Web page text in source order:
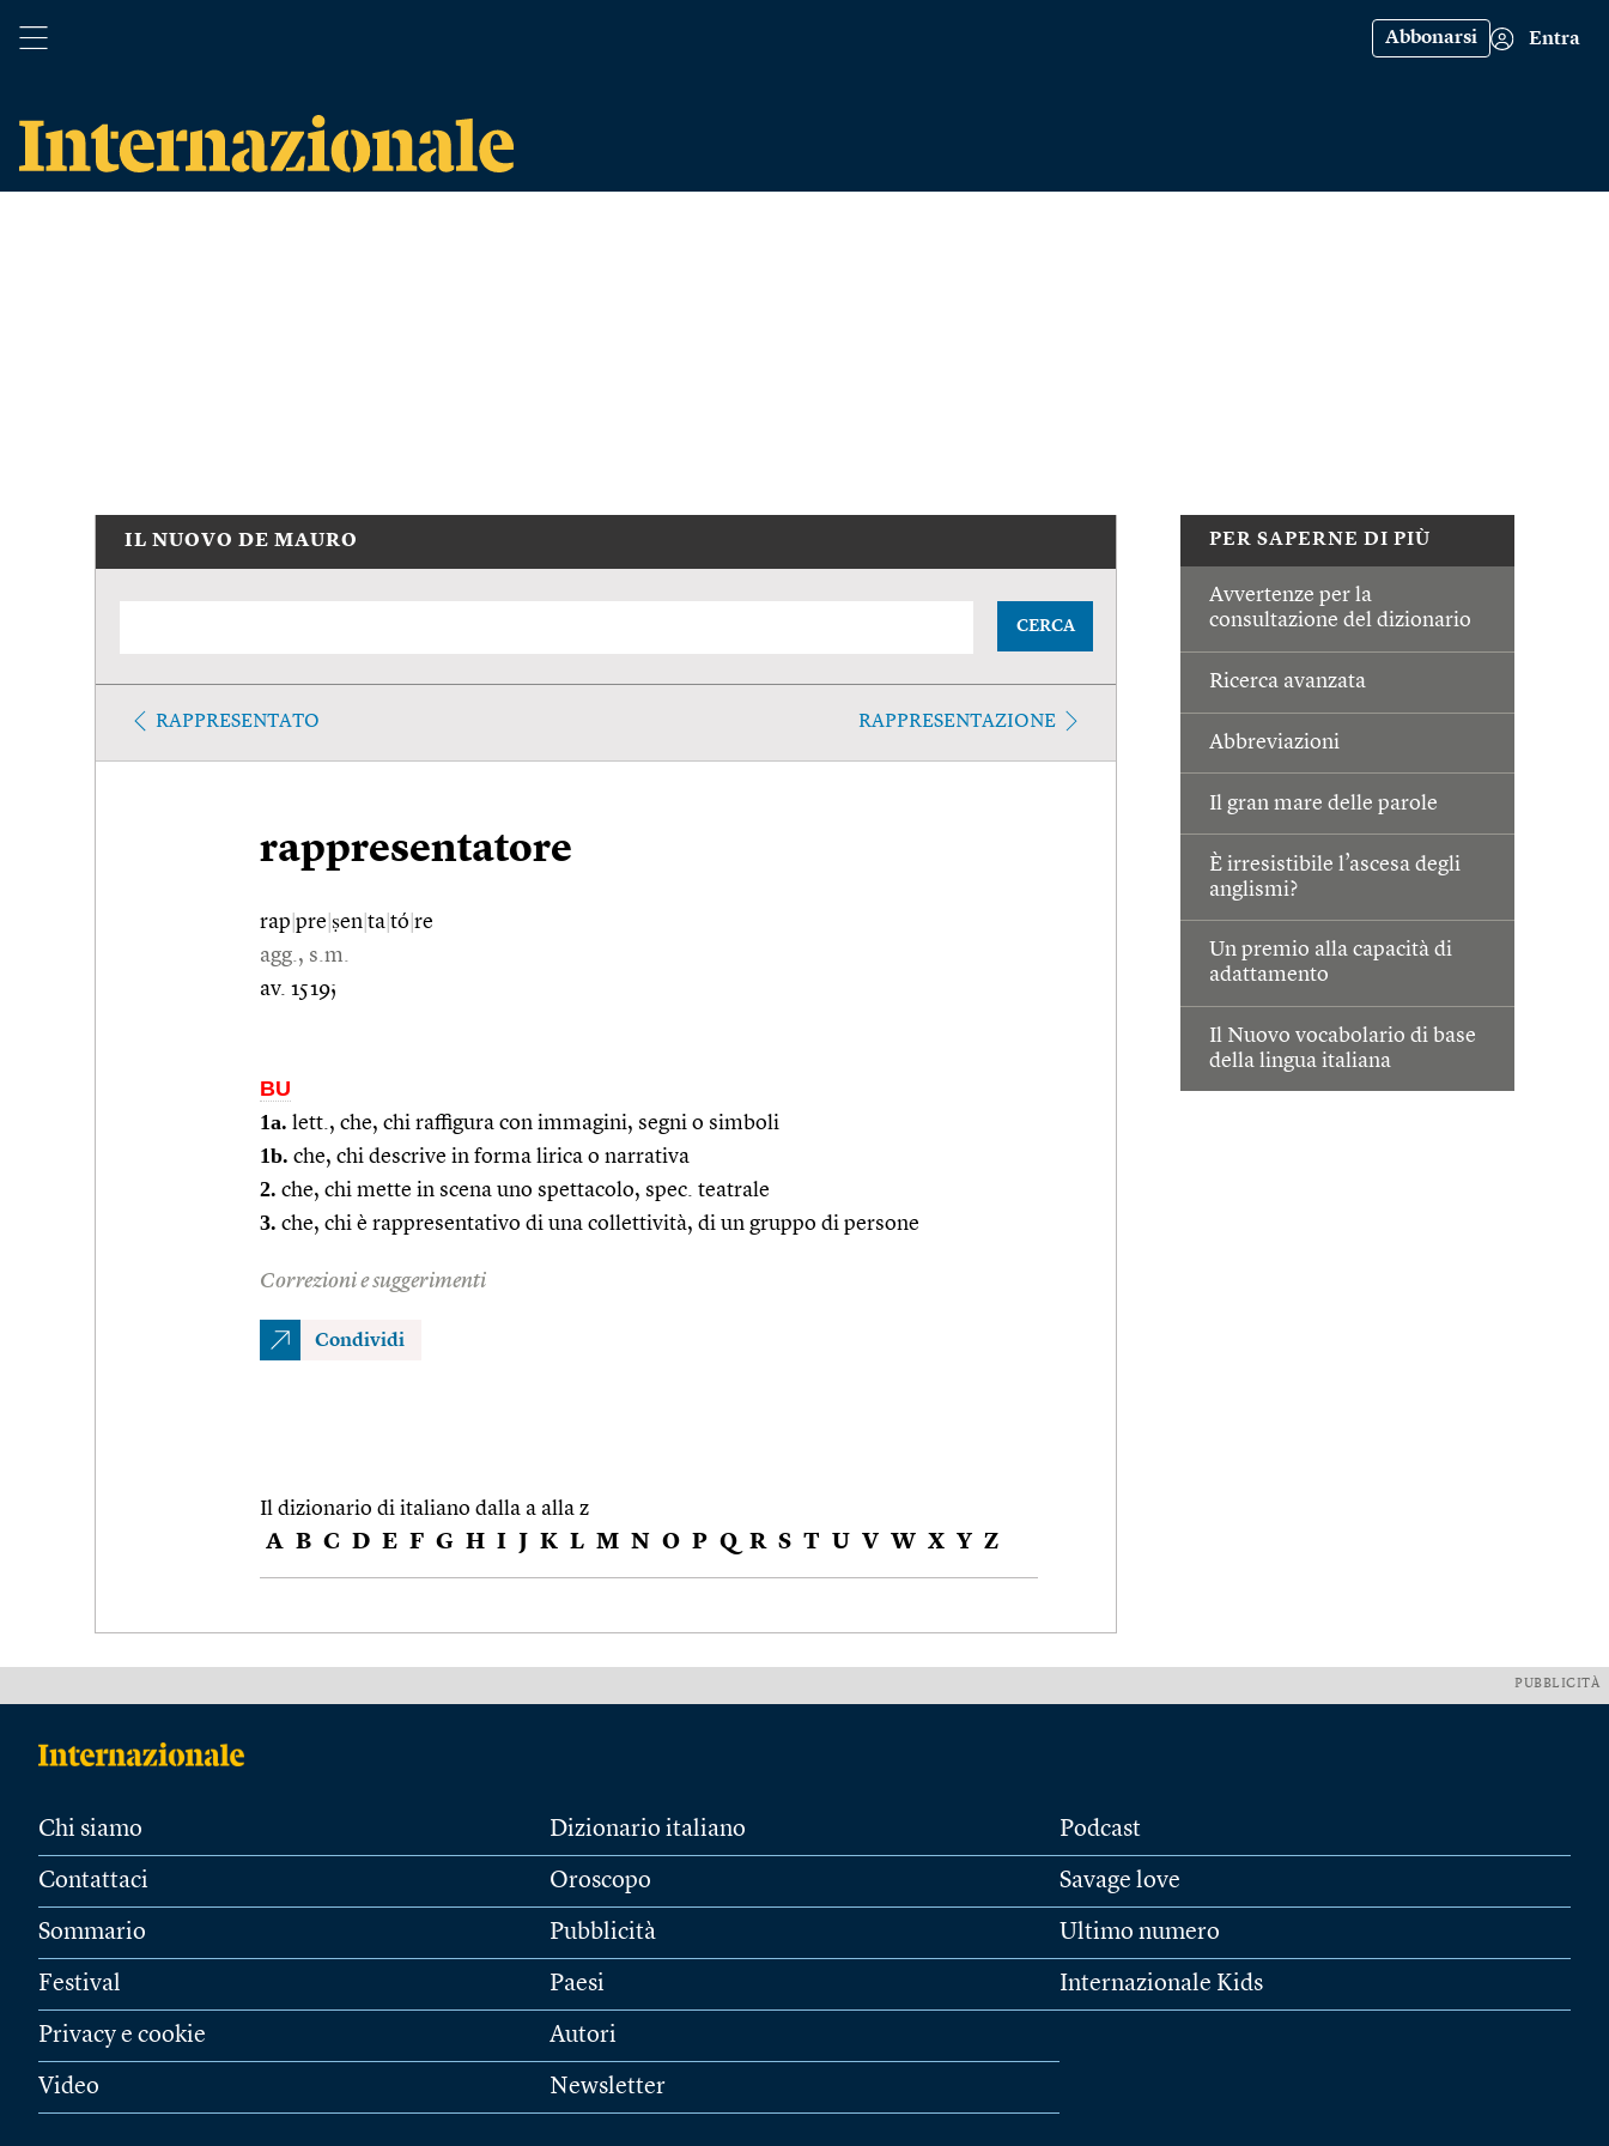
Abbonarsi Entra
PER SAPERNE DI PIÙ
Avvertenze per la
consultazione del dizionario
Ricerca avanzata
Abbreviazioni
Il gran mare delle parole
È irresistibile l’ascesa degli
anglismi?
Un premio alla capacità di
adattamento
Il Nuovo vocabolario di base
della lingua italiana
IL NUOVO DE MAURO
CERCA
RAPPRESENTATO RAPPRESENTAZIONE
rappresentatore
rap pre ṣen ta tó re
agg., s.m.
av. 1519;
BU
1a. lett., che, chi raffigura con immagini, segni o simboli
1b. che, chi descrive in forma lirica o narrativa
2. che, chi mette in scena uno spettacolo, spec. teatrale
3. che, chi è rappresentativo di una collettività, di un gruppo di persone
Correzioni e suggerimenti
Condividi
Il dizionario di italiano dalla a alla z
A B C D E F G H I J K L M N O P Q R S T U V W X Y Z
PUBBLICITÀ
Chi siamo
Contattaci
Sommario
Festival
Privacy e cookie
Video
Dizionario italiano
Oroscopo
Pubblicità
Paesi
Autori
Newsletter
Podcast
Savage love
Ultimo numero
Internazionale Kids